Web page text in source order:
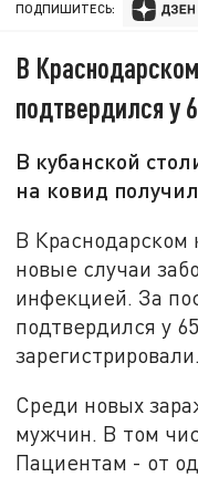
ПОДПИШИТЕСЬ:
В
подтвердился у
В кубанской
на ковид
В Краснодарском
новые случаи
инфекцией. За
подтвердился у
зарегистрировали.
Среди новых
мужчин. В том
Пациентам - от